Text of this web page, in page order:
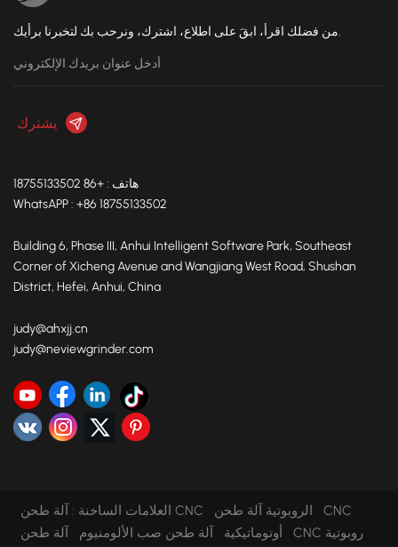
من فضلك اقرأ، ابقَ على اطلاع، اشترك، ونرحب بك لتخبرنا برأيك.
هاتف : +86 18755133502
WhatsAPP : +86 18755133502
Building 6, Phase III, Anhui Intelligent Software Park, Southeast
Corner of Xicheng Avenue and Wangjiang West Road, Shushan
District, Hefei, Anhui, China
judy@ahxjj.cn
judy@neviewgrinder.com
العلامات الساخنة : آلة طحن CNC الروبوتية
آلة طحن CNC
أوتوماتيكية
آلة طحن صب الألومنيوم آلة طحن CNC روبوتية